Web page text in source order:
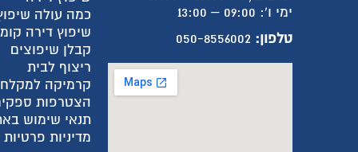
ימי ו': 09:00 – 13:00
טלפון: 050-8556002
כמה עולה
שיפוץ דירה
קבלן שיפוצים
ריצוף לבית
קרמיקה
הצטרפות
תנאי שימוש
מדיניות